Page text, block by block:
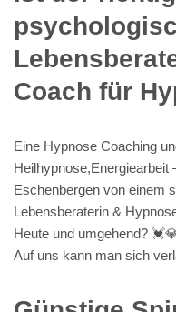
Coach für
Eine Hypnose Coaching
Heilhypnose,Energiearbeit
Eschenbergen von einem
Lebensberaterin &
Heute und umgehend?
Auf uns kann man sich